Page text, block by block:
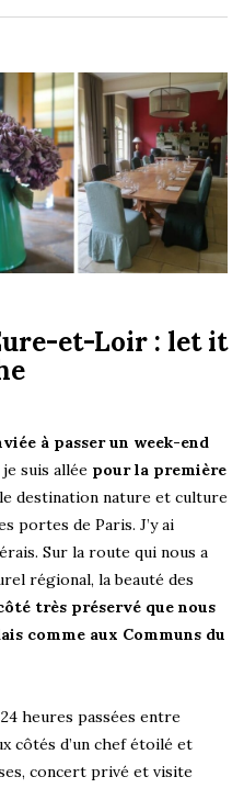
et-Loir : let it
à passer un week-end
suis allée pour la première
destination nature et culture
portes de Paris. J’y ai
Sur la route qui nous a
régional, la beauté des
très préservé que nous
comme aux Communs du
heures passées entre
côtés d’un chef étoilé et
concert privé et visite